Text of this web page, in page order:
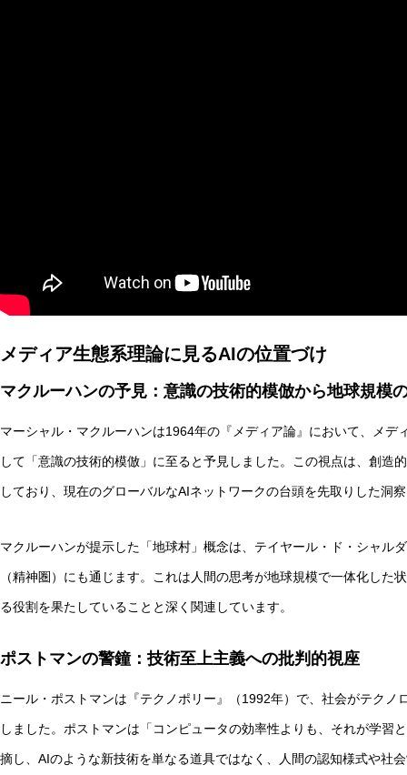
実験哲学とは？「直観の可塑性」研究からわかる哲学的判
メディア生態系理論に見るAIの位置づけ
マクルーハンの予見：意識の技術的模倣から地球規模
マーシャル・マクルーハンは1964年の『メディア論』において、メ
して「意識の技術的模倣」に至ると予見しました。この視点は、創造
しており、現在のグローバルなAIネットワークの台頭を先取りした洞
マクルーハンが提示した「地球村」概念は、テイヤール・ド・シャル
（精神圏）にも通じます。これは人間の思考が地球規模で一体化した
る役割を果たしていることと深く関連しています。
ポストマンの警鐘：技術至上主義への批判的視座
ニール・ポストマンは『テクノポリー』（1992年）で、社会がテク
しました。ポストマンは「コンピュータの効率性よりも、それが学習
摘し、AIのような新技術を単なる道具ではなく、人間の認知様式や社